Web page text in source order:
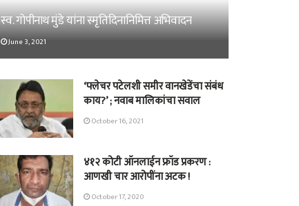
स्व. गोपीनाथ मुंडे यांना स्मृतिदिनानिमित्त अभिवादन
June 3, 2021
‘फ्लेचर पटेलशी समीर वानखेडेंचा संबंध
काय?’ ; नवाब मालिकांचा सवाल
October 16, 2021
४१२ कोटी ऑनलाईन फ्रॉड प्रकरण :
आणखी चार आरोपींना अटक !
October 17, 2020